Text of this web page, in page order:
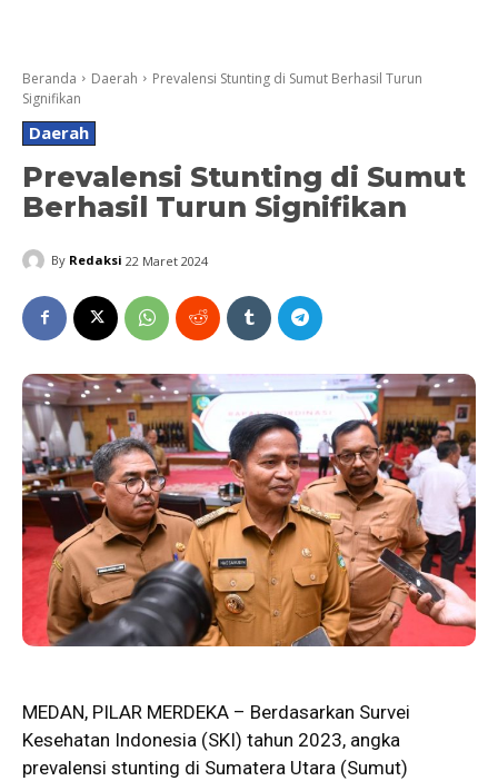
Beranda Daerah
Prevalensi Stunting di Sumut Berhasil Turun
Signifikan
Daerah
Prevalensi Stunting di Sumut
Berhasil Turun Signifikan
By Redaksi 22 Maret 2024
MEDAN, PILAR MERDEKA – Berdasarkan Survei
Kesehatan Indonesia (SKI) tahun 2023, angka
prevalensi stunting di Sumatera Utara (Sumut)